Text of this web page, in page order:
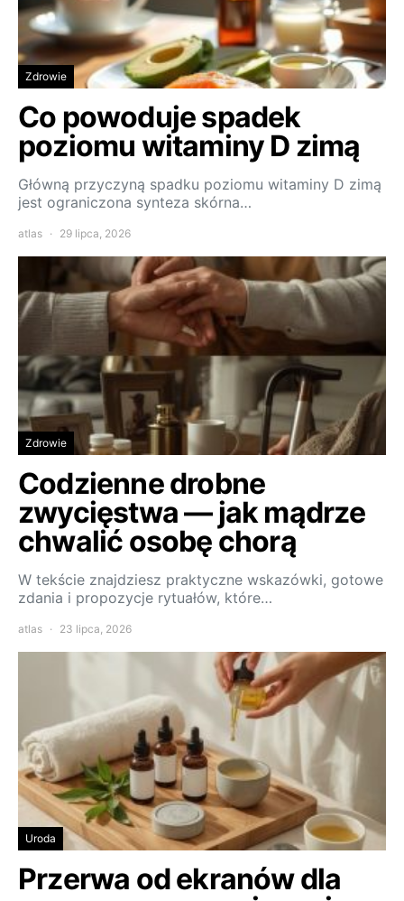
Zdrowie
Co powoduje spadek
poziomu witaminy D zimą
Główną przyczyną spadku poziomu witaminy D zimą
jest ograniczona synteza skórna…
atlas 29 lipca, 2026
Zdrowie
Codzienne drobne
zwycięstwa — jak mądrze
chwalić osobę chorą
W tekście znajdziesz praktyczne wskazówki, gotowe
zdania i propozycje rytuałów, które…
atlas 23 lipca, 2026
Uroda
Przerwa od ekranów dla